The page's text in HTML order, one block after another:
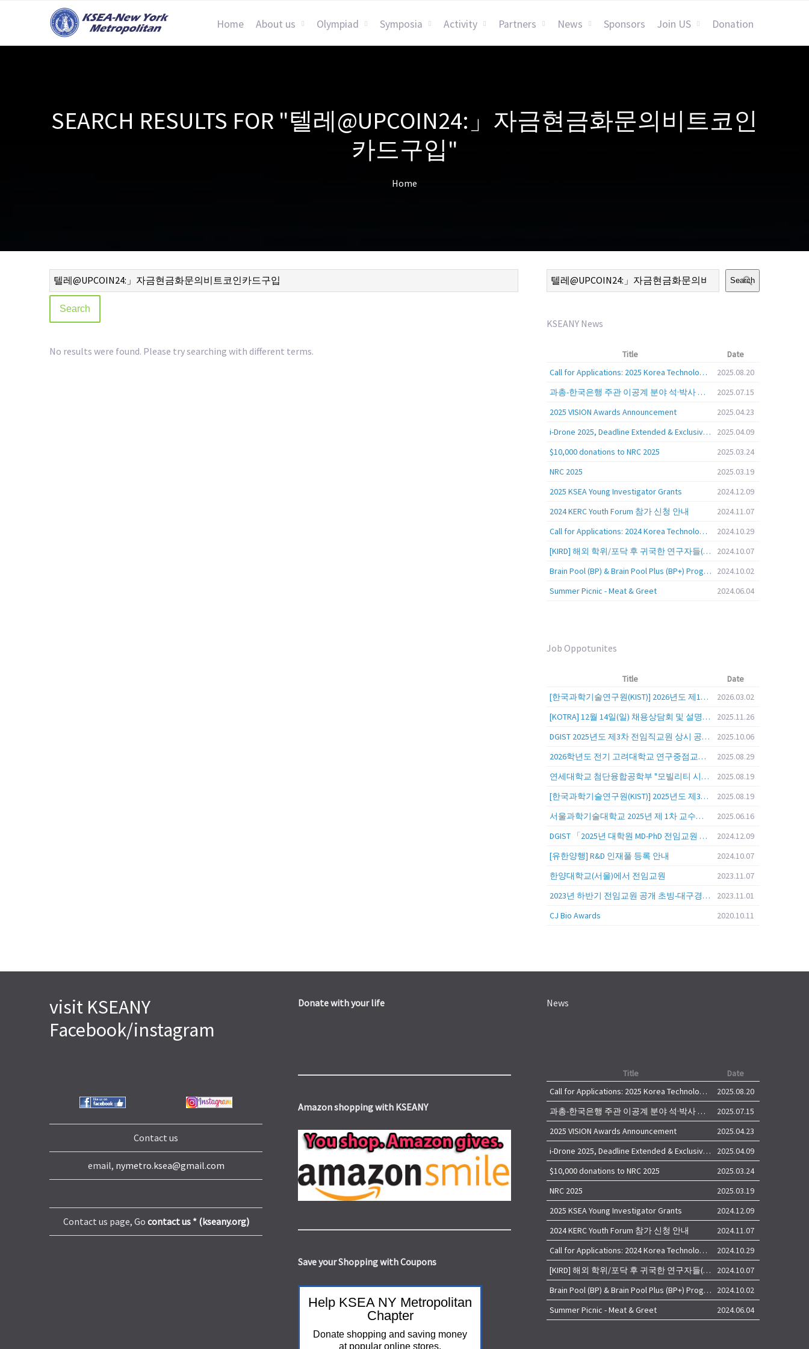
Home About us Olympiad Symposia Activity Partners News Sponsors Join US Donation
SEARCH RESULTS FOR "텔레@UPCOIN24:」자금현금화문의비트코인
카드구입"
Home
No results were found. Please try searching with different terms.
Search
KSEANY News
Title
Date
Call for Applications: 2025 Korea Technology Advisory Group (K-TAG)
2025.08.20
과총-한국은행 주관 이공계 분야 석·박사 학위자 대상 서베이
2025.07.15
2025 VISION Awards Announcement
2025.04.23
i-Drone 2025, Deadline Extended & Exclusive Opportunity to Travel to Korea!
2025.04.09
$10,000 donations to NRC 2025
2025.03.24
NRC 2025
2025.03.19
2025 KSEA Young Investigator Grants
2024.12.09
2024 KERC Youth Forum 참가 신청 안내
2024.11.07
Call for Applications: 2024 Korea Technology Advisory Group (K-TAG)
2024.10.29
[KIRD] 해외 학위/포닥 후 귀국한 연구자들(학교, 출연(연), 기업)의 경력개발 경험 공유 줌 세미나 안내
2024.10.07
Brain Pool (BP) & Brain Pool Plus (BP+) Programs
2024.10.02
Summer Picnic - Meat & Greet
2024.06.04
Job Oppotunites
Title
Date
[한국과학기술연구원(KIST)] 2026년도 제1차 연구부문 공개채용 안내
2026.03.02
[KOTRA] 12월 14일(일) 채용상담회 및 설명회를 안내
2025.11.26
DGIST 2025년도 제3차 전임직교원 상시 공개초빙 공고
2025.10.06
2026학년도 전기 고려대학교 연구중점교수 초빙 공고
2025.08.29
연세대학교 첨단융합공학부 "모빌리티 시스템 전 분야" 전임교원 특별채용 (2026년 9월 1일자 임용 예정)
2025.08.19
[한국과학기술연구원(KIST)] 2025년도 제3차 연구부문 공개채용 안내
2025.08.19
서울과학기술대학교 2025년 제 1차 교수초빙 (교육공무원 일반공개채용) 공고
2025.06.16
DGIST 「2025년 대학원 MD-PhD 전임교원 공개초빙」
2024.12.09
[유한양행] R&D 인재풀 등록 안내
2024.10.07
한양대학교(서울)에서 전임교원
2023.11.07
2023년 하반기 전임교원 공개 초빙-대구경북과학기술원 (DGIST)
2023.11.01
CJ Bio Awards
2020.10.11
visit KSEANY
Facebook/instagram
Contact us
email, nymetro.ksea@gmail.com
Contact us page, Go contact us * (kseany.org)
Donate with your life
Amazon shopping with KSEANY
Save your Shopping with Coupons
Help KSEA NY Metropolitan
Chapter
Donate shopping and saving money
at popular online stores.
News
Title
Date
Call for Applications: 2025 Korea Technology Advisory Group (K-TAG)
2025.08.20
과총-한국은행 주관 이공계 분야 석·박사 학위자 대상 서베이
2025.07.15
2025 VISION Awards Announcement
2025.04.23
i-Drone 2025, Deadline Extended & Exclusive Opportunity to Travel to Korea!
2025.04.09
$10,000 donations to NRC 2025
2025.03.24
NRC 2025
2025.03.19
2025 KSEA Young Investigator Grants
2024.12.09
2024 KERC Youth Forum 참가 신청 안내
2024.11.07
Call for Applications: 2024 Korea Technology Advisory Group (K-TAG)
2024.10.29
[KIRD] 해외 학위/포닥 후 귀국한 연구자들(학교, 출연(연), 기업)의 경력개발 경험 공유 줌 세미나 안내
2024.10.07
Brain Pool (BP) & Brain Pool Plus (BP+) Programs
2024.10.02
Summer Picnic - Meat & Greet
2024.06.04